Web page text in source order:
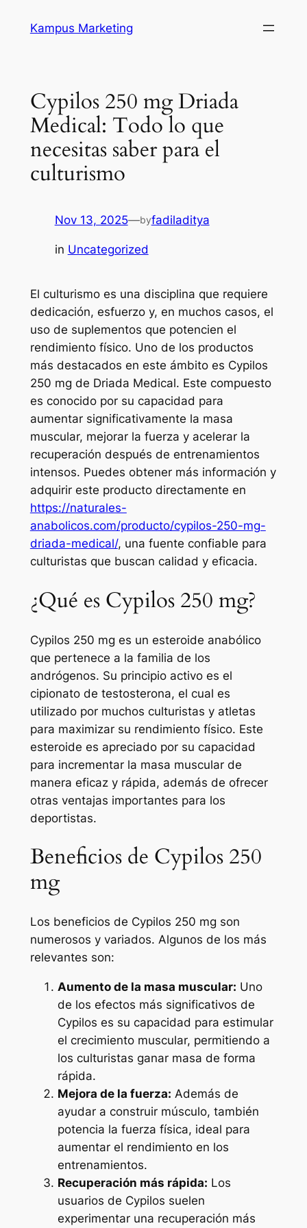
Kampus Marketing
Cypilos 250 mg Driada
Medical: Todo lo que
necesitas saber para el
culturismo
Nov 13, 2025—byfadiladitya
in Uncategorized
El culturismo es una disciplina que requiere
dedicación, esfuerzo y, en muchos casos, el
uso de suplementos que potencien el
rendimiento físico. Uno de los productos
más destacados en este ámbito es Cypilos
250 mg de Driada Medical. Este compuesto
es conocido por su capacidad para
aumentar significativamente la masa
muscular, mejorar la fuerza y acelerar la
recuperación después de entrenamientos
intensos. Puedes obtener más información y
adquirir este producto directamente en
https://naturales-
anabolicos.com/producto/cypilos-250-mg-
driada-medical/, una fuente confiable para
culturistas que buscan calidad y eficacia.
¿Qué es Cypilos 250 mg?
Cypilos 250 mg es un esteroide anabólico
que pertenece a la familia de los
andrógenos. Su principio activo es el
cipionato de testosterona, el cual es
utilizado por muchos culturistas y atletas
para maximizar su rendimiento físico. Este
esteroide es apreciado por su capacidad
para incrementar la masa muscular de
manera eficaz y rápida, además de ofrecer
otras ventajas importantes para los
deportistas.
Beneficios de Cypilos 250
mg
Los beneficios de Cypilos 250 mg son
numerosos y variados. Algunos de los más
relevantes son:
Aumento de la masa muscular: Uno
de los efectos más significativos de
Cypilos es su capacidad para estimular
el crecimiento muscular, permitiendo a
los culturistas ganar masa de forma
rápida.
Mejora de la fuerza: Además de
ayudar a construir músculo, también
potencia la fuerza física, ideal para
aumentar el rendimiento en los
entrenamientos.
Recuperación más rápida: Los
usuarios de Cypilos suelen
experimentar una recuperación más